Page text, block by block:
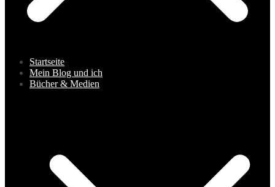
Startseite
Mein Blog und ich
Bücher & Medien